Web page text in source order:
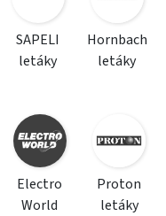
SAPELI
letáky
Hornbach
letáky
Electro
World
Proton
letáky